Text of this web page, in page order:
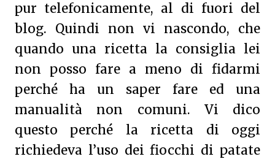
pur telefonicamente, al di fuori del
blog. Quindi non vi nascondo, che
quando una ricetta la consiglia lei
non posso fare a meno di fidarmi
perché ha un saper fare ed una
manualità non comuni. Vi dico
questo perché la ricetta di oggi
richiedeva l’uso dei fiocchi di patate